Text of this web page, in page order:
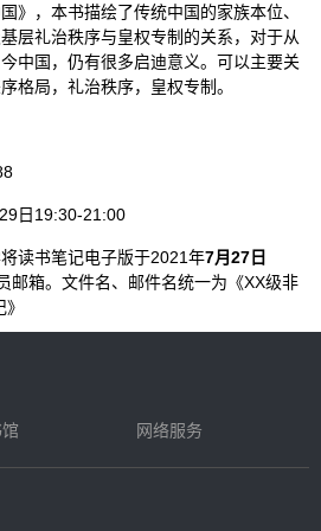
》，本书描绘了传统中国的家族本位、
层礼治秩序与皇权专制的关系，对于从
中国，仍有很多启迪意义。可以主要关
格局，礼治秩序，皇权专制。
日19:30-21:00
读书笔记电子版于2021年7月27日
邮箱。文件名、邮件名统一为《XX级非
网络服务